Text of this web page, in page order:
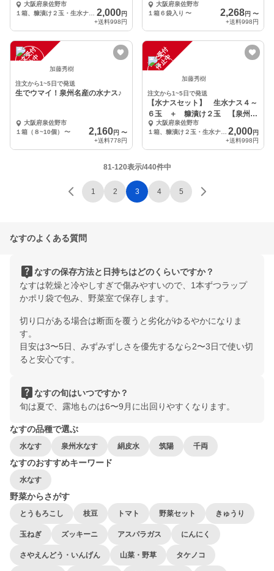
産】大阪府泉佐野市
2,000円
+送料998円
大阪府泉佐野市
１箱６袋入り 〜 2,268円 〜
+送料998円
注
文
受
付
停
止
中 加藤秀樹
注文から1~5日で発送
生でウマイ！泉州名産の水ナス♪
大阪府泉佐野市
１箱（８~10個）
〜 2,160円 〜
+送料778円
注
文
受
付
停
止
中
加藤秀樹
注文から1~5日で発送
【水ナスセット】 生水ナス４～
６玉 ＋ 糠漬け２玉 【泉州名
産】大阪府泉佐野市
１箱、糠漬け２玉・生水ナス４－６玉
2,000円
+送料998円
81-120表示/440件中
1 2 3 4 5
なすのよくある質問
live_help なすの保存方法と日持ちはどのくらいですか？
なすは乾燥と冷やしすぎで傷みやすいので、1本ずつラップ
かポリ袋で包み、野菜室で保存します。
切り口がある場合は断面を覆うと劣化がゆるやかになりま
す。
目安は3〜5日、みずみずしさを優先するなら2〜3日で使い切
ると安心です。
live_help なすの旬はいつですか？
旬は夏で、露地ものは6〜9月に出回りやすくなります。
なすの品種で選ぶ
水なす 泉州水なす 絹皮水 筑陽 千両
なすのおすすめキーワード
水なす
野菜からさがす
とうもろこし 枝豆 トマト 野菜セット きゅうり
玉ねぎ ズッキーニ アスパラガス にんにく
さやえんどう・いんげん 山菜・野草 タケノコ